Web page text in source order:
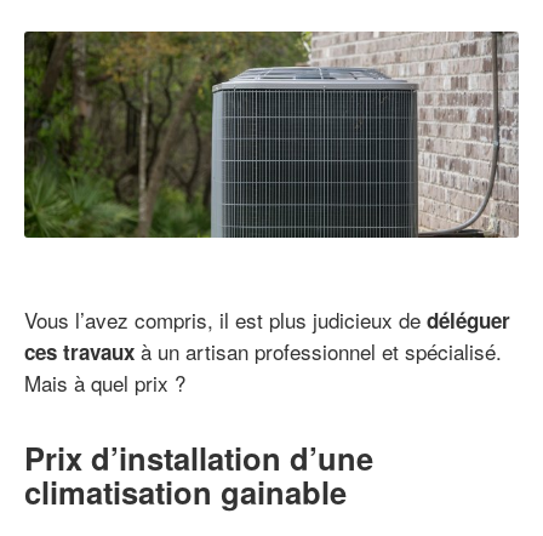
Vous l’avez compris, il est plus judicieux de déléguer
ces travaux à un artisan professionnel et spécialisé.
Mais à quel prix ?
Prix d’installation d’une
climatisation gainable